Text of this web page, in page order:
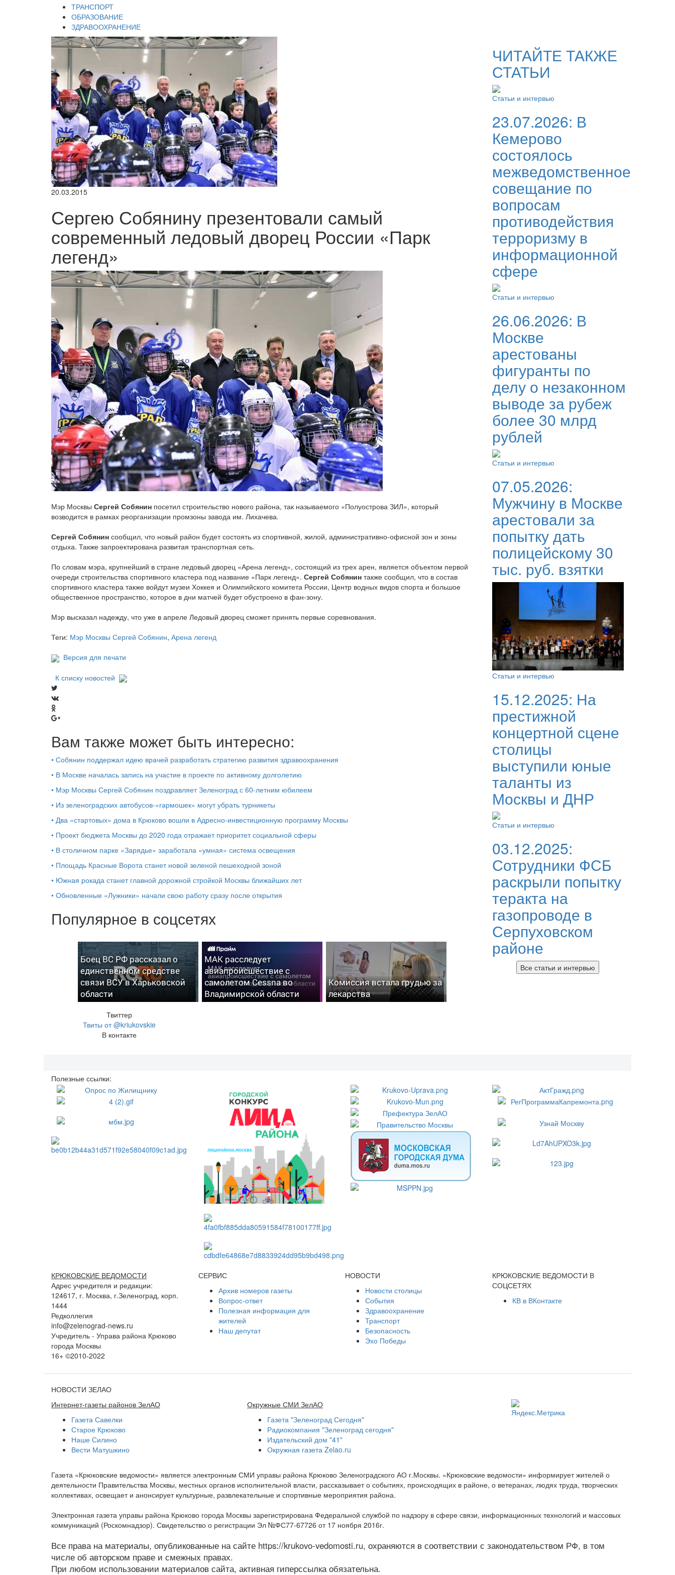
ТРАНСПОРТ
ОБРАЗОВАНИЕ
ЗДРАВООХРАНЕНИЕ
20.03.2015
Сергею Собянину презентовали самый
современный ледовый дворец России «Парк
легенд»
Мэр Москвы Сергей Собянин посетил строительство нового района, так называемого «Полуострова ЗИЛ», который
возводится в рамках реорганизации промзоны завода им. Лихачева.
Сергей Собянин сообщил, что новый район будет состоять из спортивной, жилой, административно-офисной зон и зоны
отдыха. Также запроектирована развитая транспортная сеть.
По словам мэра, крупнейший в стране ледовый дворец «Арена легенд», состоящий из трех арен, является объектом первой
очереди строительства спортивного кластера под название «Парк легенд». Сергей Собянин также сообщил, что в состав
спортивного кластера также войдут музеи Хоккея и Олимпийского комитета России, Центр водных видов спорта и большое
общественное пространство, которое в дни матчей будет обустроено в фан-зону.
Мэр высказал надежду, что уже в апреле Ледовый дворец сможет принять первые соревнования.
Теги: Мэр Москвы Сергей Собянин, Арена легенд
Версия для печати
К списку новостей
Вам также может быть интересно:
• Собянин поддержал идею врачей разработать стратегию развития здравоохранения
• В Москве началась запись на участие в проекте по активному долголетию
• Мэр Москвы Сергей Собянин поздравляет Зеленоград с 60-летним юбилеем
• Из зеленоградских автобусов-«гармошек» могут убрать турникеты
• Два «стартовых» дома в Крюково вошли в Адресно-инвестиционную программу Москвы
• Проект бюджета Москвы до 2020 года отражает приоритет социальной сферы
• В столичном парке «Зарядье» заработала «умная» система освещения
• Площадь Красные Ворота станет новой зеленой пешеходной зоной
• Южная рокада станет главной дорожной стройкой Москвы ближайших лет
• Обновленные «Лужники» начали свою работу сразу после открытия
Популярное в соцсетях
Боец ВС РФ рассказал о
единственном средстве
связи ВСУ в Харьковской
области
МАК расследует
авиапроисшествие с
самолетом Cessna во
Владимирской области
Комиссия встала грудью за
лекарства
Твиттер
Твиты от @kriukovskie
В контакте
ЧИТАЙТЕ ТАКЖЕ
СТАТЬИ
Статьи и интервью
23.07.2026: В
Кемерово
состоялось
межведомственное
совещание по
вопросам
противодействия
терроризму в
информационной
сфере
Статьи и интервью
26.06.2026: В
Москве
арестованы
фигуранты по
делу о незаконном
выводе за рубеж
более 30 млрд
рублей
Статьи и интервью
07.05.2026:
Мужчину в Москве
арестовали за
попытку дать
полицейскому 30
тыс. руб. взятки
Статьи и интервью
15.12.2025: На
престижной
концертной сцене
столицы
выступили юные
таланты из
Москвы и ДНР
Статьи и интервью
03.12.2025:
Сотрудники ФСБ
раскрыли попытку
теракта на
газопроводе в
Серпуховском
районе
Все статьи и интервью
Полезные ссылки:
КРЮКОВСКИЕ ВЕДОМОСТИ
Адрес учредителя и редакции:
124617, г. Москва, г.Зеленоград, корп.
1444
Редколлегия
info@zelenograd-news.ru
Учредитель - Управа района Крюково
города Москвы
16+ ©2010-2022
СЕРВИС
Архив номеров газеты
Вопрос-ответ
Полезная информация для
жителей
Наш депутат
НОВОСТИ
Новости столицы
События
Здравоохранение
Транспорт
Безопасность
Эхо Победы
КРЮКОВСКИЕ ВЕДОМОСТИ В
СОЦСЕТЯХ
КВ в ВКонтакте
НОВОСТИ ЗЕЛАО
Интернет-газеты районов ЗелАО
Газета Савелки
Старое Крюково
Наше Силино
Вести Матушкино
Окружные СМИ ЗелАО
Газета "Зеленоград Сегодня"
Радиокомпания "Зеленоград сегодня"
Издательский дом "41"
Окружная газета Zelao.ru
Газета «Крюковские ведомости» является электронным СМИ управы района Крюково Зеленоградского АО г.Москвы. «Крюковские ведомости» информирует жителей о
деятельности Правительства Москвы, местных органов исполнительной власти, рассказывает о событиях, происходящих в районе, о ветеранах, людях труда, творческих
коллективах, освещает и анонсирует культурные, развлекательные и спортивные мероприятия района.
Электронная газета управы района Крюково города Москвы зарегистрирована Федеральной службой по надзору в сфере связи, информационных технологий и массовых
коммуникаций (Роскомнадзор). Свидетельство о регистрации Эл №ФС77-67726 от 17 ноября 2016г.
Все права на материалы, опубликованные на сайте https://krukovo-vedomosti.ru, охраняются в соответствии с законодательством РФ, в том
числе об авторском праве и смежных правах.
При любом использовании материалов сайта, активная гиперссылка обязательна.